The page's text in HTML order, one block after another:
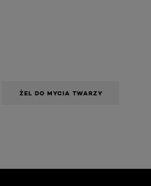
ŻEL DO MYCIA TWARZY